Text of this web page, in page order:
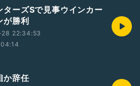
ターズSで見事ウインカー
が勝利
22:34:53
04:14
か辞任